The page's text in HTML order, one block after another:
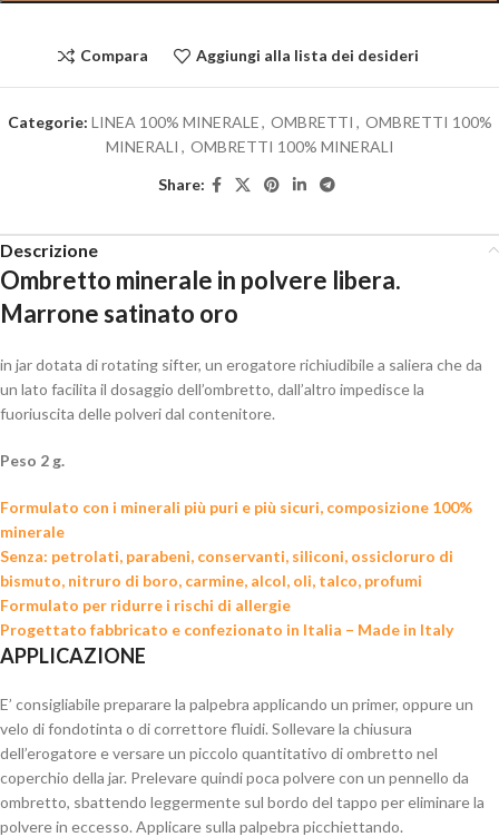
Compara Aggiungi alla lista dei desideri
Categorie: LINEA 100% MINERALE, OMBRETTI , OMBRETTI 100%
MINERALI , OMBRETTI 100% MINERALI
Share:
Descrizione
Ombretto minerale in polvere libera.
Marrone satinato oro
in jar dotata di rotating sifter, un erogatore richiudibile a saliera che da
un lato facilita il dosaggio dell’ombretto, dall’altro impedisce la
fuoriuscita delle polveri dal contenitore.
Peso 2 g.
Formulato con i minerali più puri e più sicuri, composizione 100%
minerale
Senza: petrolati, parabeni, conservanti, siliconi, ossicloruro di
bismuto, nitruro di boro, carmine, alcol, oli, talco, profumi
Formulato per ridurre i rischi di allergie
Progettato fabbricato e confezionato in Italia – Made in Italy
APPLICAZIONE
E’ consigliabile preparare la palpebra applicando un primer, oppure un
velo di fondotinta o di correttore fluidi. Sollevare la chiusura
dell’erogatore e versare un piccolo quantitativo di ombretto nel
coperchio della jar. Prelevare quindi poca polvere con un pennello da
ombretto, sbattendo leggermente sul bordo del tappo per eliminare la
polvere in eccesso. Applicare sulla palpebra picchiettando.